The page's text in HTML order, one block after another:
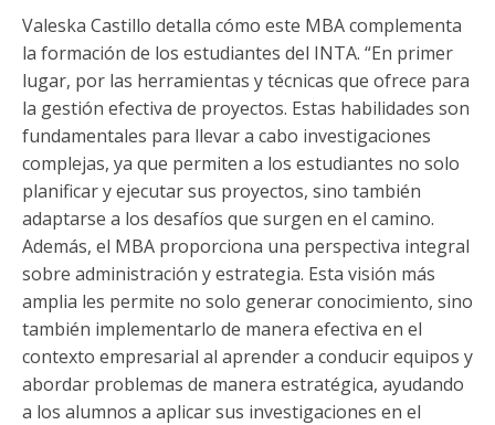
Valeska Castillo detalla cómo este MBA complementa
la formación de los estudiantes del INTA. “En primer
lugar, por las herramientas y técnicas que ofrece para
la gestión efectiva de proyectos. Estas habilidades son
fundamentales para llevar a cabo investigaciones
complejas, ya que permiten a los estudiantes no solo
planificar y ejecutar sus proyectos, sino también
adaptarse a los desafíos que surgen en el camino.
Además, el MBA proporciona una perspectiva integral
sobre administración y estrategia. Esta visión más
amplia les permite no solo generar conocimiento, sino
también implementarlo de manera efectiva en el
contexto empresarial al aprender a conducir equipos y
abordar problemas de manera estratégica, ayudando
a los alumnos a aplicar sus investigaciones en el